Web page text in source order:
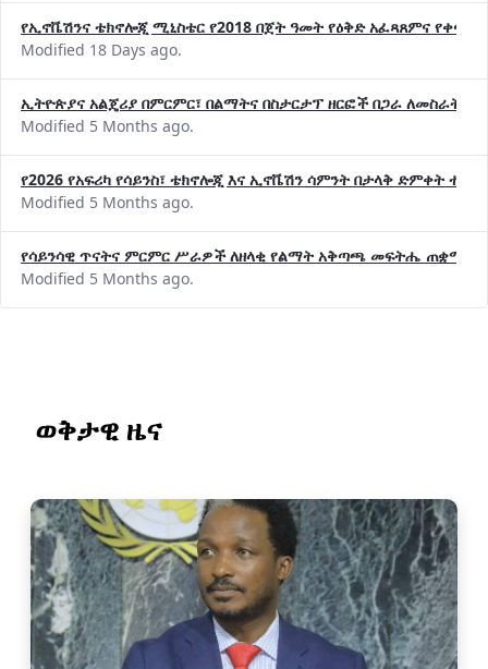
የኢኖቬሽንና ቴክኖሎጂ ሚኒስቴር የ2018 በጀት ዓመት የዕቅድ አፈጻጸምና
Modified 18 Days ago.
ኢትዮጵያና አልጄሪያ በምርምር፣ በልማትና በስታርታፕ ዘርፎች በጋራ ለመስራት
Modified 5 Months ago.
የ2026 የአፍሪካ የሳይንስ፣ ቴክኖሎጂ እና ኢኖቬሽን ሳምንት በታላቅ ድምቀት
Modified 5 Months ago.
የሳይንሳዊ ጥናትና ምርምር ሥራዎች ለዘላቂ የልማት አቅጣጫ መፍትሔ ጠቋሚ
Modified 5 Months ago.
ወቅታዊ ዜና